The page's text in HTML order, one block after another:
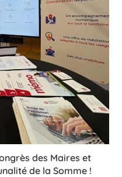
des Maires et
de la Somme !